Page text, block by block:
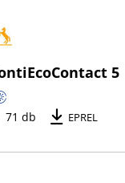
5
71 db EPREL